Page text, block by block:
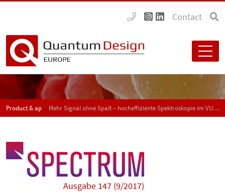
Contact
Product & application news - SPECTRUM Mehr Signal ohne Spalt – hocheffiziente Spektroskopie im VUV und EUV oder XUV
Ausgabe 147 (9/2017)